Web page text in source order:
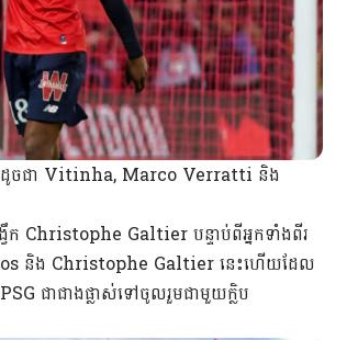
ៀតដូចជា Vitinha, Marco Verratti និង
ក Christophe Galtier បន្ទាប់ពីអ្នកទាំងពីរ
និង Christophe Galtier នេះហើយដែល
ជាជាងផ្លាស់ទៅចូលរួមជាមួយក្លិប